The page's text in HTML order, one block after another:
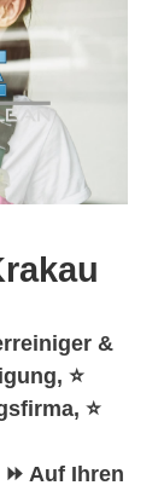
&
⭐
⭐
Auf Ihren